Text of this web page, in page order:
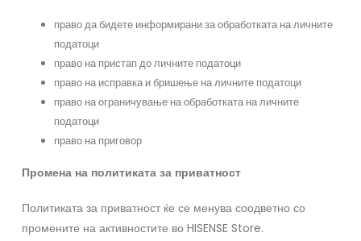
право да бидете информирани за обработката на личните
податоци
право на пристап до личните податоци
право на исправка и бришење на личните податоци
право на ограничување на обработката на личните
податоци
право на приговор
Промена на политиката за приватност
Политиката за приватност ќе се менува соодветно со
промените на активностите во HISENSE Store.